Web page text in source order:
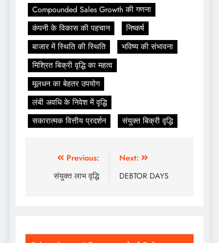
Compounded Sales Growth की गणना
कंपनी के विकास की पहचान
निष्कर्ष
बाजार में स्थिति की स्थिति
भविष्य की संभावना
मिश्रित बिक्री वृद्धि का महत्व
मूलधन का बेहतर उपयोग
लंबी अवधि के निवेश में वृद्धि
सकारात्मक वित्तीय प्रदर्शन
संयुक्त बिक्री वृद्धि
Previous:
संयुक्त लाभ वृद्धि
Next:
DEBTOR DAYS